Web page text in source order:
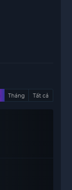
Tháng Tất cả